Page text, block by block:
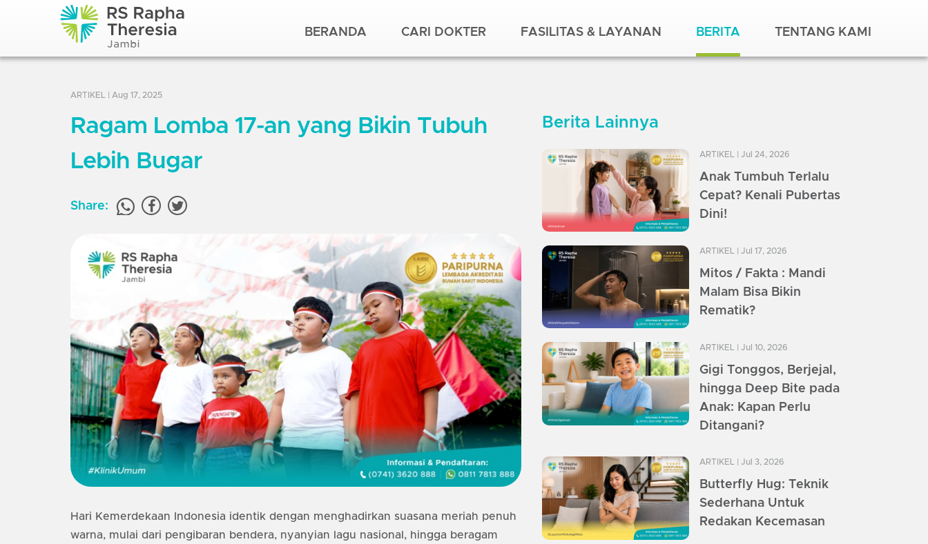
BERANDA CARI DOKTER FASILITAS & LAYANAN BERITA TENTANG KAMI
ARTIKEL | Aug 17, 2025
Ragam Lomba 17-an yang Bikin Tubuh
Lebih Bugar
Share:
Hari Kemerdekaan Indonesia identik dengan menghadirkan suasana meriah penuh
warna, mulai dari pengibaran bendera, nyanyian lagu nasional, hingga beragam
Berita Lainnya
ARTIKEL | Jul 24, 2026
Anak Tumbuh Terlalu
Cepat? Kenali Pubertas
Dini!
ARTIKEL | Jul 17, 2026
Mitos / Fakta : Mandi
Malam Bisa Bikin
Rematik?
ARTIKEL | Jul 10, 2026
Gigi Tonggos, Berjejal,
hingga Deep Bite pada
Anak: Kapan Perlu
Ditangani?
ARTIKEL | Jul 3, 2026
Butterfly Hug: Teknik
Sederhana Untuk
Redakan Kecemasan